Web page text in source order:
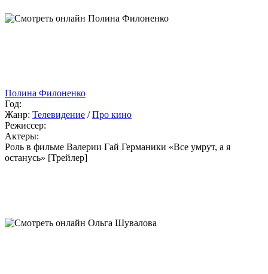
Полина Филоненко
Год:
Жанр: Телевидение /Про кино
Режиссер:
Актеры:
Роль в фильме Валерии Гай Германики «Все умрут, а я
останусь» [Трейлер]